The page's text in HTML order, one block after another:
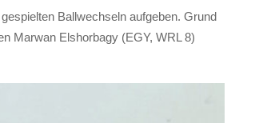
Ballwechseln aufgeben. Grund
Marwan Elshorbagy (EGY, WRL 8)